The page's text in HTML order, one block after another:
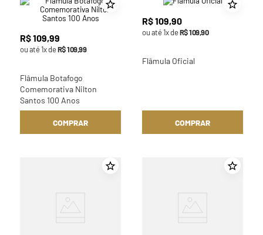
R$109,99
ou até1x deR$109,99
Flâmula Botafogo
Comemorativa Nilton
Santos 100 Anos
COMPRAR
R$109,90
ou até1x deR$109,90
Flâmula Oficial
COMPRAR